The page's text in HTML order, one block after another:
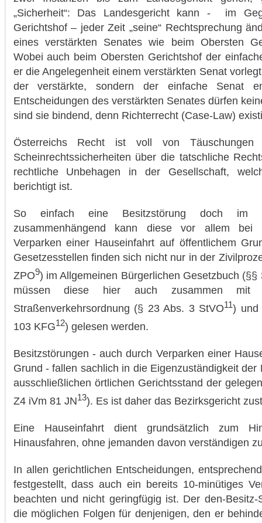
„Sicherheit“: Das Landesgericht kann - im
Gerichtshof – jeder Zeit „seine“ Rechtsprechung
eines verstärkten Senates wie beim Obersten
Wobei auch beim Obersten Gerichtshof der
er die Angelegenheit einem verstärkten Senat
der verstärkte, sondern der einfache Senat
Entscheidungen des verstärkten Senates dürfen
sind sie bindend, denn Richterrecht (Case-Law)
Österreichs Recht ist voll von Täuschungen
Scheinrechtssicherheiten über die tatschliche
rechtliche Unbehagen in der Gesellschaft,
berichtigt ist.
So einfach eine Besitzstörung doch im
zusammenhängend kann diese vor allem bei
Verparken einer Hauseinfahrt auf öffentlichem
Gesetzesstellen finden sich nicht nur in der
ZPO9) im Allgemeinen Bürgerlichen Gesetzbuch (§§
müssen diese hier auch zusammen mit
Straßenverkehrsordnung (§ 23 Abs. 3 StVO11) und
103 KFG12) gelesen werden.
Besitzstörungen - auch durch Verparken einer
Grund - fallen sachlich in die Eigenzuständigkeit der
ausschließlichen örtlichen Gerichtsstand der
Z4 iVm 81 JN13). Es ist daher das Bezirksgericht
Eine Hauseinfahrt dient grundsätzlich zum
Hinausfahren, ohne jemanden davon verständigen
In allen gerichtlichen Entscheidungen,
festgestellt, dass auch ein bereits 10-minütiges
beachten und nicht geringfügig ist. Der den-
die möglichen Folgen für denjenigen, den er